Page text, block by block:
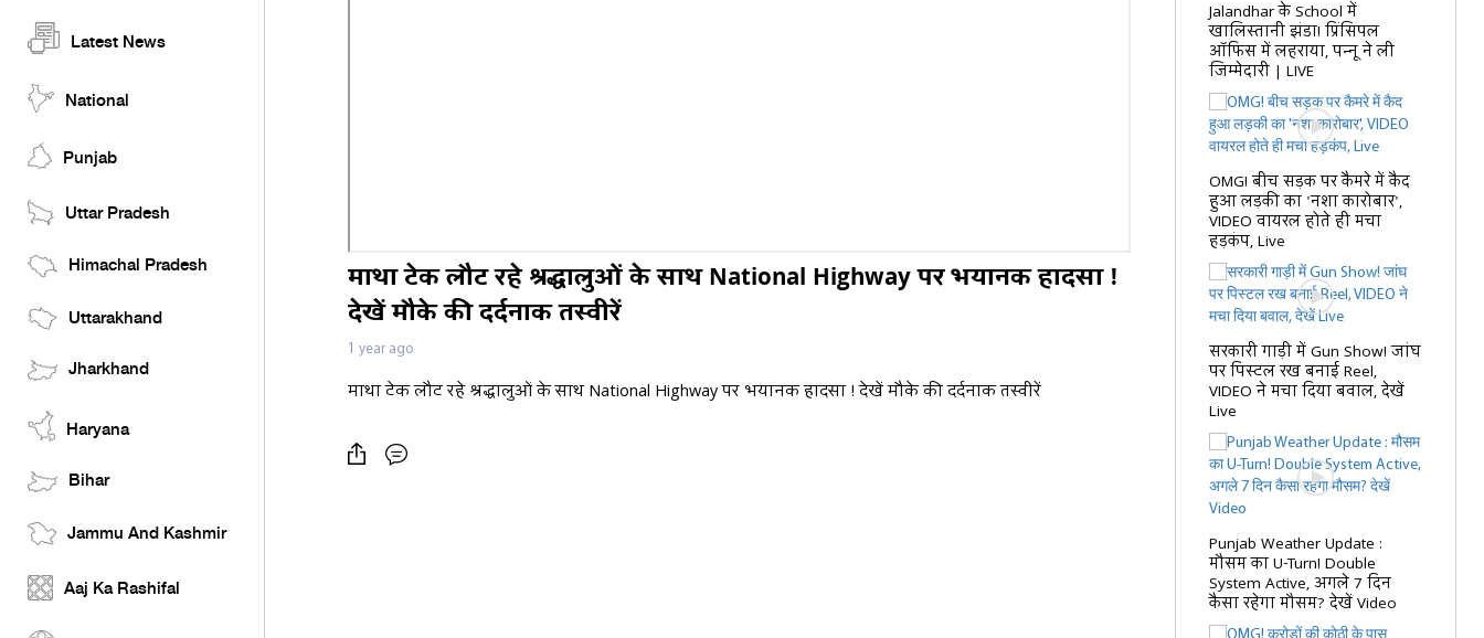
Latest News
National
Punjab
Uttar Pradesh
Himachal Pradesh
Uttarakhand
Jharkhand
Haryana
Bihar
Jammu And Kashmir
Aaj Ka Rashifal
माथा टेक लौट रहे श्रद्धालुओं के साथ National Highway पर भयानक हादसा !
देखें मौके की दर्दनाक तस्वीरें
1 year ago
माथा टेक लौट रहे श्रद्धालुओं के साथ National Highway पर भयानक हादसा ! देखें मौके की दर्दनाक तस्वीरें
Jalandhar के School में
खालिस्तानी झंडा! प्रिंसिपल
ऑफिस में लहराया, पन्नू ने ली
जिम्मेदारी | LIVE
OMG! बीच सड़क पर कैमरे में कैद
हुआ लड़की का 'नशा कारोबार',
VIDEO वायरल होते ही मचा
हड़कंप, Live
सरकारी गाड़ी में Gun Show! जांघ
पर पिस्टल रख बनाई Reel,
VIDEO ने मचा दिया बवाल, देखें
Live
Punjab Weather Update :
मौसम का U-Turn! Double
System Active, अगले 7 दिन
कैसा रहेगा मौसम? देखें Video